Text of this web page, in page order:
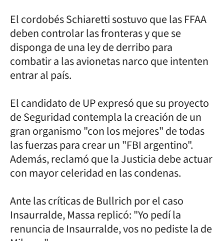
El cordobés Schiaretti sostuvo que las FFAA
deben controlar las fronteras y que se
disponga de una ley de derribo para
combatir a las avionetas narco que intenten
entrar al país.
El candidato de UP expresó que su proyecto
de Seguridad contempla la creación de un
gran organismo "con los mejores" de todas
las fuerzas para crear un "FBI argentino".
Además, reclamó que la Justicia debe actuar
con mayor celeridad en las condenas.
Ante las críticas de Bullrich por el caso
Insaurralde, Massa replicó: "Yo pedí la
renuncia de Insaurralde, vos no pediste la de